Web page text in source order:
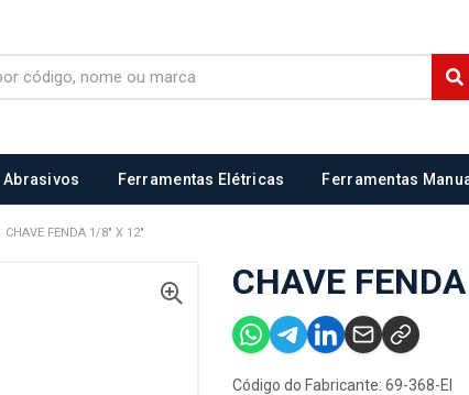
Abrasivos Ferramentas Elétricas Ferramentas
CHAVE FENDA 1/8" X 12"
CHAVE
Código do Fabricante: 69-368-EI